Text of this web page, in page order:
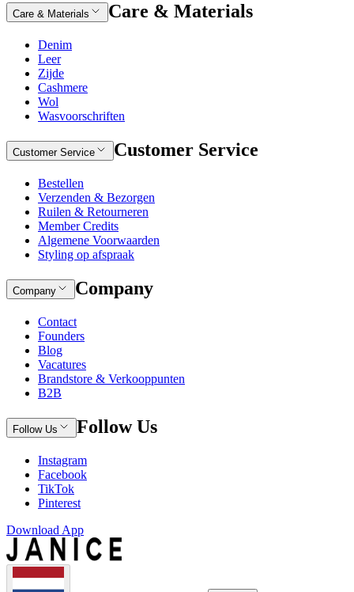
Care & Materials Care & Materials
Denim
Leer
Zijde
Cashmere
Wol
Wasvoorschriften
Customer Service Customer Service
Bestellen
Verzenden & Bezorgen
Ruilen & Retourneren
Member Credits
Algemene Voorwaarden
Styling op afspraak
Company Company
Contact
Founders
Blog
Vacatures
Brandstore & Verkooppunten
B2B
Follow Us Follow Us
Instagram
Facebook
TikTok
Pinterest
Download App